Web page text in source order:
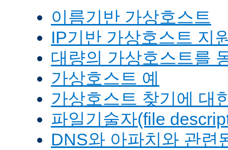
이름기반 가상호스트
IP기반 가상호스트 지
대량의 가상호스트를
가상호스트 예
가상호스트 찾기에 대
파일기술자(file
DNS와 아파치와 관련